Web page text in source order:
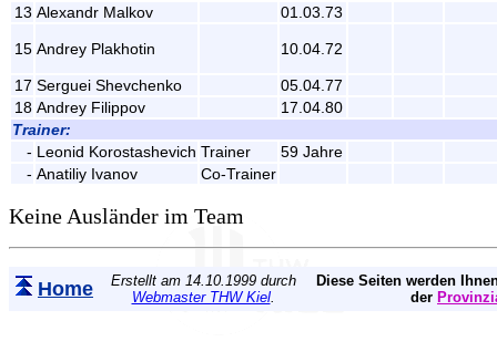
13 Alexandr Malkov 01.03.73
15 Andrey Plakhotin 10.04.72
17 Serguei Shevchenko
05.04.77
18 Andrey Filippov
17.04.80
Trainer:
- Leonid Korostashevich Trainer
59 Jahre
- Anatiliy Ivanov Co-Trainer
Keine Ausländer im Team
Home
Erstellt am 14.10.1999 durch
Webmaster THW Kiel.
Diese Seiten werden
der